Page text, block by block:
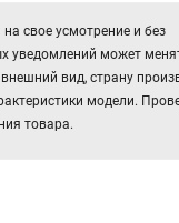
свое усмотрение и без
уведомлений может
вид, страну
модели.
товара.